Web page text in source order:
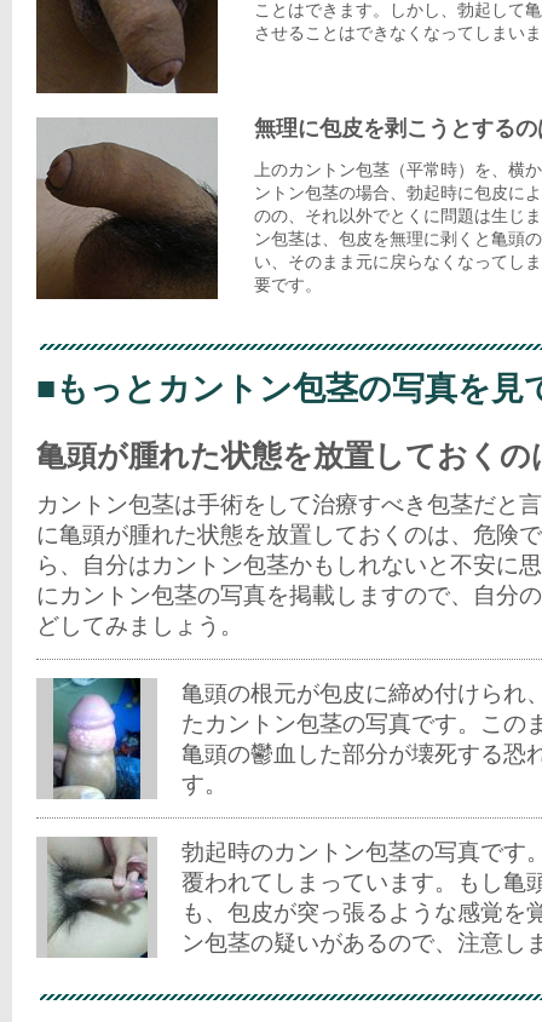
ことはできます。しかし、勃起して
させることはできなくなってしまい
無理に包皮を剥こうとする
上のカントン包茎（平常時）を、横
ントン包茎の場合、勃起時に包皮に
のの、それ以外でとくに問題は生じ
ン包茎は、包皮を無理に剥くと亀頭
い、そのまま元に戻らなくなってし
要です。
■もっとカントン包茎の写真を見
亀頭が腫れた状態を放置しておくの
カントン包茎は手術をして治療すべき包茎だと
に亀頭が腫れた状態を放置しておくのは、危険
ら、自分はカントン包茎かもしれないと不安に
にカントン包茎の写真を掲載しますので、自分
どしてみましょう。
亀頭の根元が包皮に締め付けられ
たカントン包茎の写真です。この
亀頭の鬱血した部分が壊死する恐
す。
勃起時のカントン包茎の写真です
覆われてしまっています。もし亀
も、包皮が突っ張るような感覚を
ン包茎の疑いがあるので、注意し